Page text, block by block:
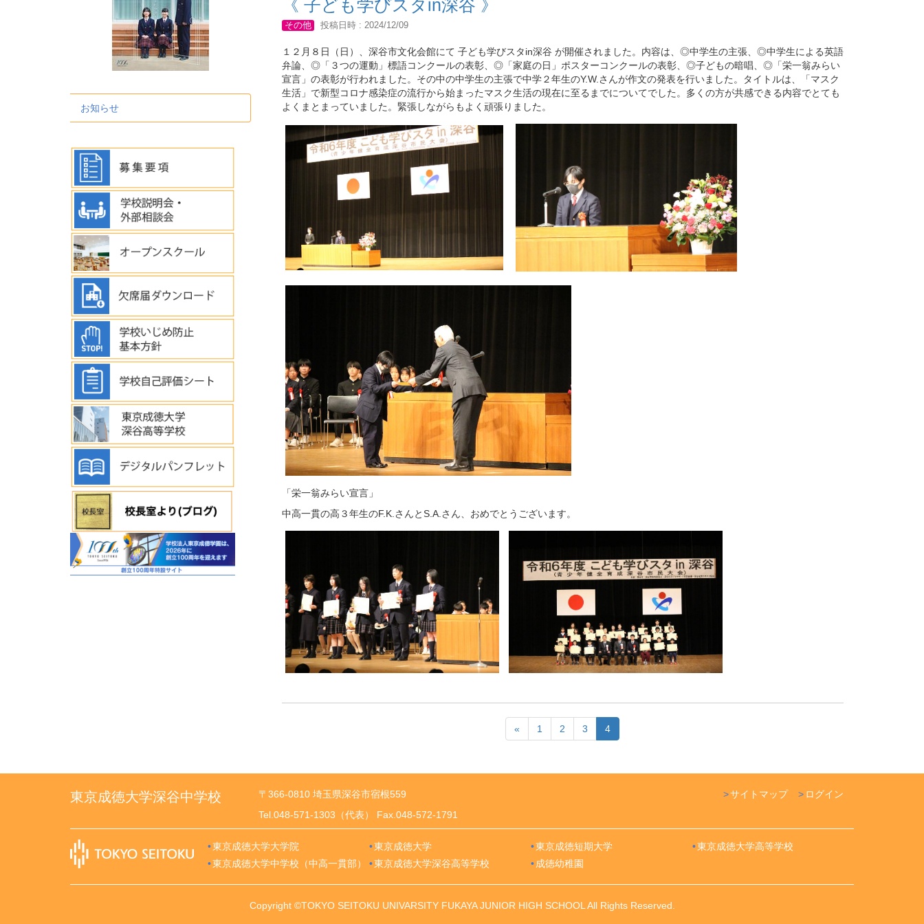
《 子ども学びスタin深谷 》
その他 投稿日時 : 2024/12/09
１２月８日（日）、深谷市文化会館にて 子ども学びスタin深谷 が開催されました。内容は、◎中学生の主張、◎中学生による英語
弁論、◎「３つの運動」標語コンクールの表彰、◎「家庭の日」ポスターコンクールの表彰、◎子どもの暗唱、◎「栄一翁みらい
宣言」の表彰が行われました。その中の中学生の主張で中学２年生のY.W.さんが作文の発表を行いました。タイトルは、「マスク
生活」で新型コロナ感染症の流行から始まったマスク生活の現在に至るまでについてでした。多くの方が共感できる内容でとても
よくまとまっていました。緊張しながらもよく頑張りました。
「栄一翁みらい宣言」
中高一貫の高３年生のF.K.さんとS.A.さん、おめでとうございます。
« 1 2 3 4
お知らせ
東京成徳大学深谷中学校
〒366-0810 埼玉県深谷市宿根559
Tel.048-571-1303（代表） Fax.048-572-1791
ログイン
サイトマップ
東京成徳大学大学院 東京成徳大学 東京成徳短期大学
東京成徳大学高等学校
東京成徳大学中学校（中高一貫部）
東京成徳大学深谷高等学校 成徳幼稚園
Copyright ©TOKYO SEITOKU UNIVARSITY FUKAYA JUNIOR HIGH SCHOOL All Rights Reserved.